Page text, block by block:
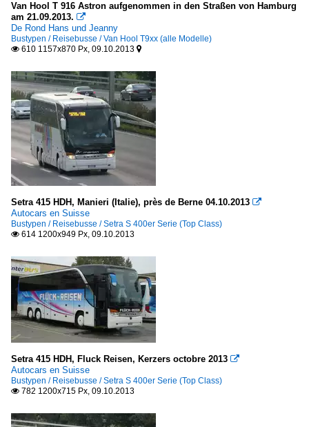
Van Hool T 916 Astron aufgenommen in den Straßen von Hamburg
am 21.09.2013. 
De Rond Hans und Jeanny
Bustypen / Reisebusse / Van Hool T9xx (alle Modelle)
 610 1157x870 Px, 09.10.2013 
Setra 415 HDH, Manieri (Italie), près de Berne 04.10.2013 
Autocars en Suisse
Bustypen / Reisebusse / Setra S 400er Serie (Top Class)
 614 1200x949 Px, 09.10.2013
Setra 415 HDH, Fluck Reisen, Kerzers octobre 2013 
Autocars en Suisse
Bustypen / Reisebusse / Setra S 400er Serie (Top Class)
 782 1200x715 Px, 09.10.2013